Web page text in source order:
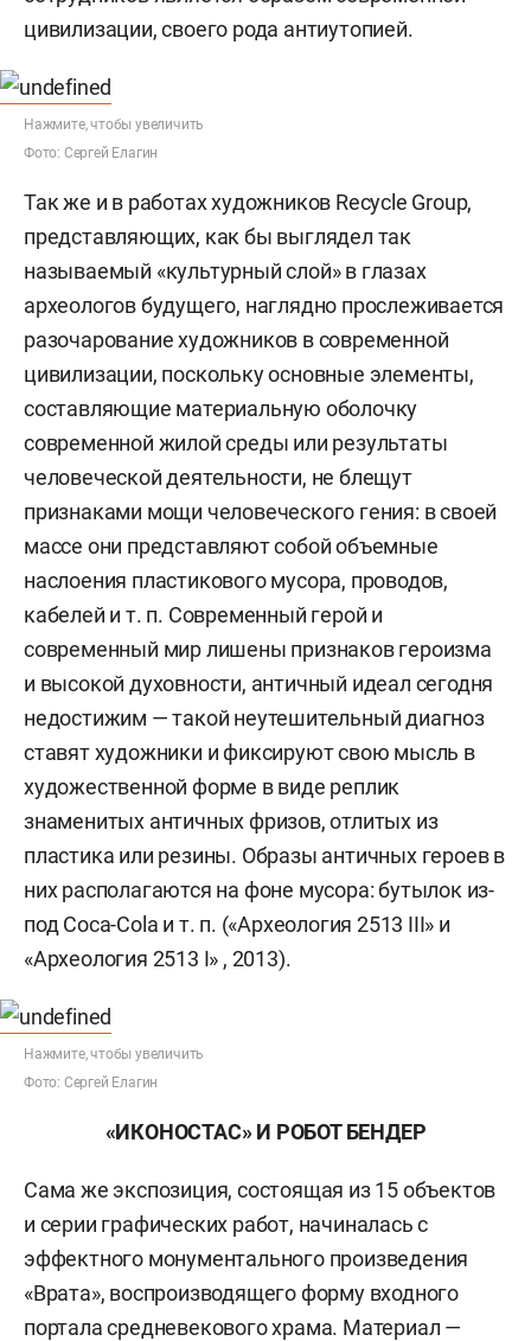
цивилизации, своего рода антиутопией.
Нажмите, чтобы увеличить
Фото: Сергей Елагин
Так же и в работах художников Recycle Group,
представляющих, как бы выглядел так
называемый «культурный слой» в глазах
археологов будущего, наглядно прослеживается
разочарование художников в современной
цивилизации, поскольку основные элементы,
составляющие материальную оболочку
современной жилой среды или результаты
человеческой деятельности, не блещут
признаками мощи человеческого гения: в своей
массе они представляют собой объемные
наслоения пластикового мусора, проводов,
кабелей и т. п. Современный герой и
современный мир лишены признаков героизма
и высокой духовности, античный идеал сегодня
недостижим — такой неутешительный диагноз
ставят художники и фиксируют свою мысль в
художественной форме в виде реплик
знаменитых античных фризов, отлитых из
пластика или резины. Образы античных героев в
них располагаются на фоне мусора: бутылок из-
под Coca-Cola и т. п. («Археология 2513 III» и
«Археология 2513 I» , 2013).
Нажмите, чтобы увеличить
Фото: Сергей Елагин
«ИКОНОСТАС» И РОБОТ БЕНДЕР
Сама же экспозиция, состоящая из 15 объектов
и серии графических работ, начиналась с
эффектного монументального произведения
«Врата», воспроизводящего форму входного
портала средневекового храма. Материал —